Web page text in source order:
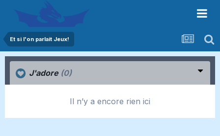
Et si l'on parlait Jeux!
J'adore (0)
Il n’y a encore rien ici